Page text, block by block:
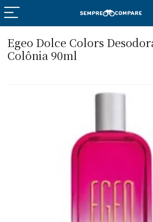
Egeo Dolce Colors
Colônia 90ml